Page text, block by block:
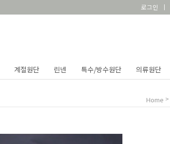
로그인
계절원단 린넨 특수/방수원단 의류원단
Home >